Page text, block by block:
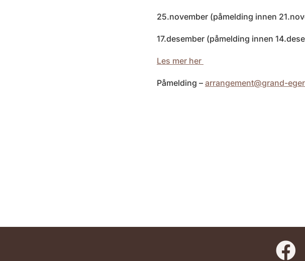
25.november (påmelding innen
17.desember (påmelding innen
Les mer her
Påmelding – arrangement@grand-
